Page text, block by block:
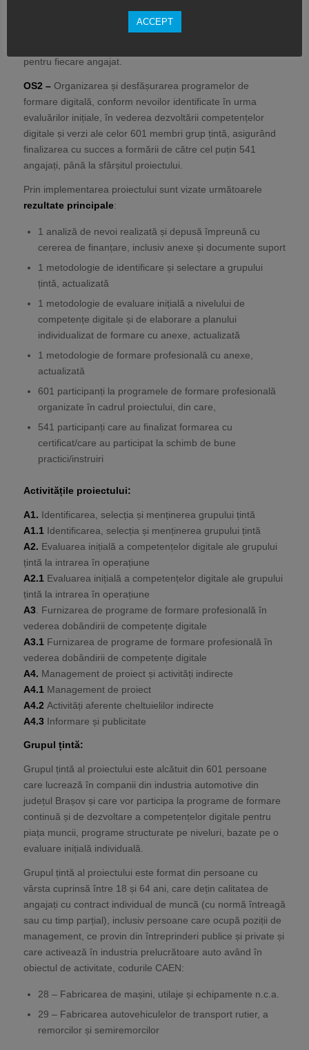
601 angajați din domeniul automotive din județul Brașov, cu
pentru fiecare angajat.
OS2 – Organizarea și desfășurarea programelor de
formare digitală, conform nevoilor identificate în urma
evaluărilor inițiale, în vederea dezvoltării competențelor
digitale și verzi ale celor 601 membri grup țintă, asigurând
finalizarea cu succes a formării de către cel puțin 541
angajați, până la sfârșitul proiectului.
Prin implementarea proiectului sunt vizate următoarele
rezultate principale:
1 analiză de nevoi realizată și depusă împreună cu
cererea de finanțare, inclusiv anexe și documente suport
1 metodologie de identificare și selectare a grupului
țintă, actualizată
1 metodologie de evaluare inițială a nivelului de
competențe digitale și de elaborare a planului
individualizat de formare cu anexe, actualizată
1 metodologie de formare profesională cu anexe,
actualizată
601 participanți la programele de formare profesională
organizate în cadrul proiectului, din care,
541 participanți care au finalizat formarea cu
certificat/care au participat la schimb de bune
practici/instruiri
Activitățile proiectului:
A1. Identificarea, selecția și menținerea grupului țintă
A1.1 Identificarea, selecția și menținerea grupului țintă
A2. Evaluarea inițială a competențelor digitale ale grupului
țintă la intrarea în operațiune
A2.1 Evaluarea inițială a competențelor digitale ale grupului
țintă la intrarea în operațiune
A3. Furnizarea de programe de formare profesională în
vederea dobândirii de competențe digitale
A3.1 Furnizarea de programe de formare profesională în
vederea dobândirii de competențe digitale
A4. Management de proiect și activități indirecte
A4.1 Management de proiect
A4.2 Activități aferente cheltuielilor indirecte
A4.3 Informare și publicitate
Grupul țintă:
Grupul țintă al proiectului este alcătuit din 601 persoane
care lucrează în companii din industria automotive din
județul Brașov și care vor participa la programe de formare
continuă și de dezvoltare a competențelor digitale pentru
piața muncii, programe structurate pe niveluri, bazate pe o
evaluare inițială individuală.
Grupul țintă al proiectului este format din persoane cu
vârsta cuprinsă între 18 și 64 ani, care dețin calitatea de
angajați cu contract individual de muncă (cu normă întreagă
sau cu timp parțial), inclusiv persoane care ocupă poziții de
management, ce provin din întreprinderi publice și private și
care activează în industria prelucrătoare auto având în
obiectul de activitate, codurile CAEN:
28 – Fabricarea de mașini, utilaje și echipamente n.c.a.
29 – Fabricarea autovehiculelor de transport rutier, a
remorcilor și semiremorcilor
ACCEPT